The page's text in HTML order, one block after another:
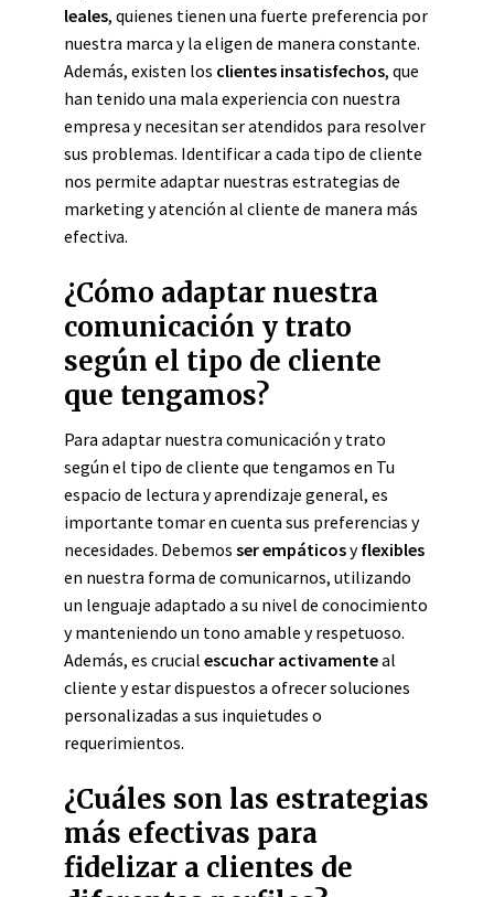
leales, quienes tienen una fuerte preferencia por
nuestra marca y la eligen de manera constante.
Además, existen los clientes insatisfechos, que
han tenido una mala experiencia con nuestra
empresa y necesitan ser atendidos para resolver
sus problemas. Identificar a cada tipo de cliente
nos permite adaptar nuestras estrategias de
marketing y atención al cliente de manera más
efectiva.
¿Cómo adaptar nuestra
comunicación y trato
según el tipo de cliente
que tengamos?
Para adaptar nuestra comunicación y trato
según el tipo de cliente que tengamos en Tu
espacio de lectura y aprendizaje general, es
importante tomar en cuenta sus preferencias y
necesidades. Debemos ser empáticosyflexibles
en nuestra forma de comunicarnos, utilizando
un lenguaje adaptado a su nivel de conocimiento
y manteniendo un tono amable y respetuoso.
Además, es crucial escuchar activamenteal
cliente y estar dispuestos a ofrecer soluciones
personalizadas a sus inquietudes o
requerimientos.
¿Cuáles son las estrategias
más efectivas para
fidelizar a clientes de